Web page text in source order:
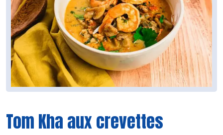
Tom Kha aux crevettes